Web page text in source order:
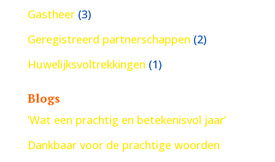
Gastheer(3)
Geregistreerd partnerschappen (2)
Huwelijksvoltrekkingen (1)
Blogs
‘Wat een prachtig en betekenisvol jaar’
Dankbaar voor de prachtige woorden